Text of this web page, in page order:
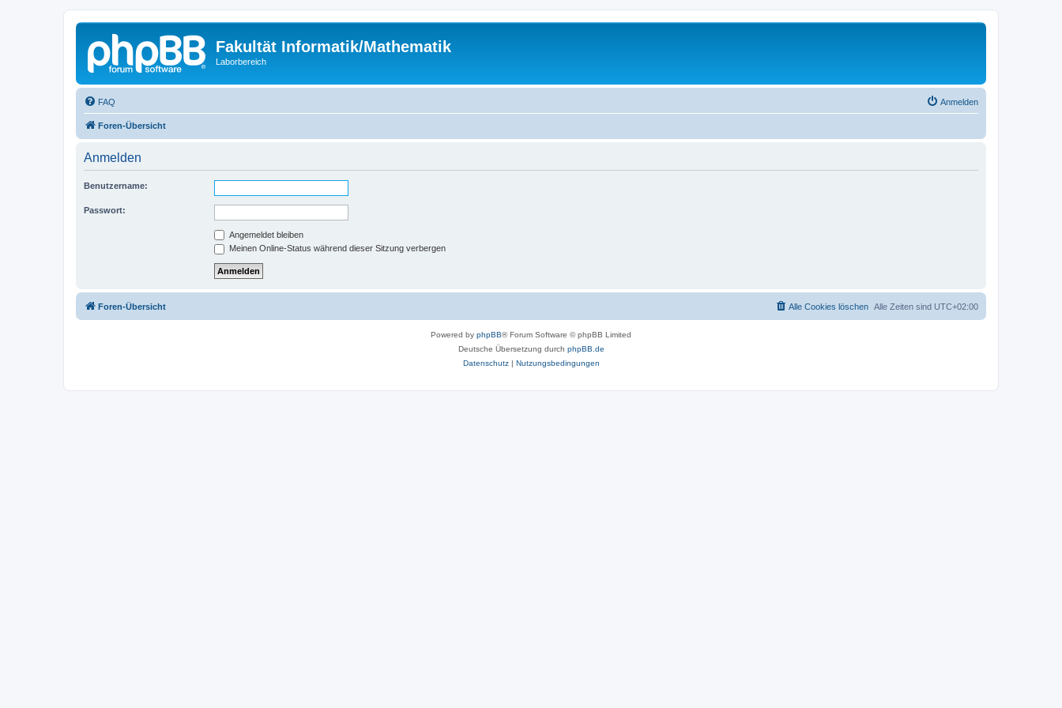
Fakultät Informatik/Mathematik
Laborbereich
FAQ Anmelden
Foren-Übersicht
Anmelden
Benutzername:
Passwort:
Angemeldet bleiben
Meinen Online-Status während dieser Sitzung verbergen
Foren-Übersicht Alle Zeiten sind UTC+02:00
Alle Cookies löschen
Powered by phpBB® Forum Software © phpBB Limited
Deutsche Übersetzung durch phpBB.de
Datenschutz| Nutzungsbedingungen